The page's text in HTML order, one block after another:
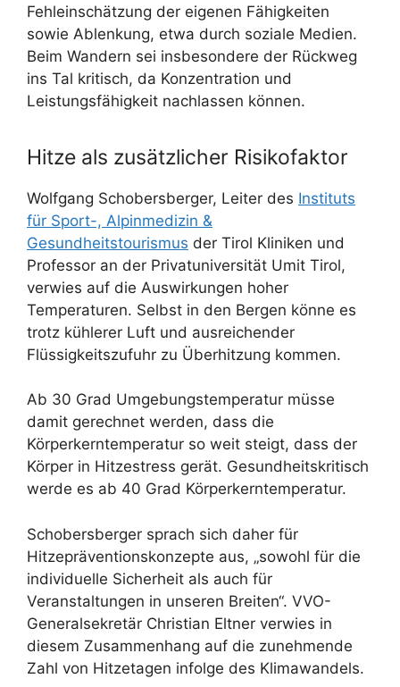
Fehleinschätzung der eigenen Fähigkeiten
sowie Ablenkung, etwa durch soziale Medien.
Beim Wandern sei insbesondere der Rückweg
ins Tal kritisch, da Konzentration und
Leistungsfähigkeit nachlassen können.
Hitze als zusätzlicher Risikofaktor
Wolfgang Schobersberger, Leiter des Instituts
für Sport-, Alpinmedizin &
Gesundheitstourismus der Tirol Kliniken und
Professor an der Privatuniversität Umit Tirol,
verwies auf die Auswirkungen hoher
Temperaturen. Selbst in den Bergen könne es
trotz kühlerer Luft und ausreichender
Flüssigkeitszufuhr zu Überhitzung kommen.
Ab 30 Grad Umgebungstemperatur müsse
damit gerechnet werden, dass die
Körperkerntemperatur so weit steigt, dass der
Körper in Hitzestress gerät. Gesundheitskritisch
werde es ab 40 Grad Körperkerntemperatur.
Schobersberger sprach sich daher für
Hitzepräventionskonzepte aus, „sowohl für die
individuelle Sicherheit als auch für
Veranstaltungen in unseren Breiten“. VVO-
Generalsekretär Christian Eltner verwies in
diesem Zusammenhang auf die zunehmende
Zahl von Hitzetagen infolge des Klimawandels.